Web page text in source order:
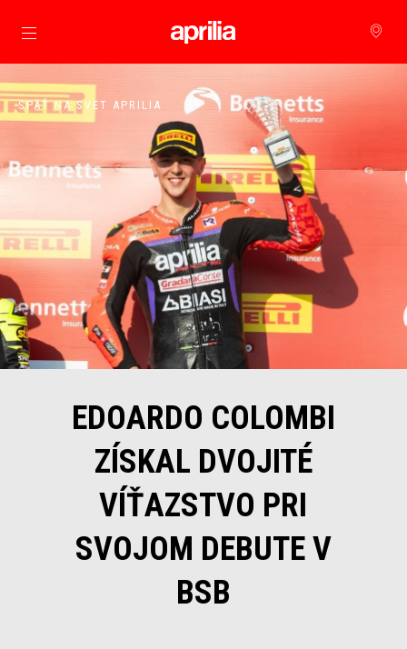
Prejsť na hlavný obsah
SPÄŤ NA SVET APRILIA
EDOARDO COLOMBI
ZÍSKAL DVOJITÉ
VÍŤAZSTVO PRI
SVOJOM DEBUTE V
BSB